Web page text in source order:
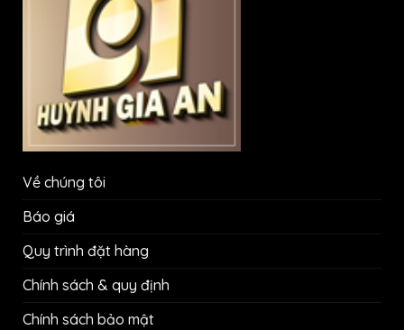
Về chúng tôi
Báo giá
Quy trình đặt hàng
Chính sách & quy định
Chính sách bảo mật